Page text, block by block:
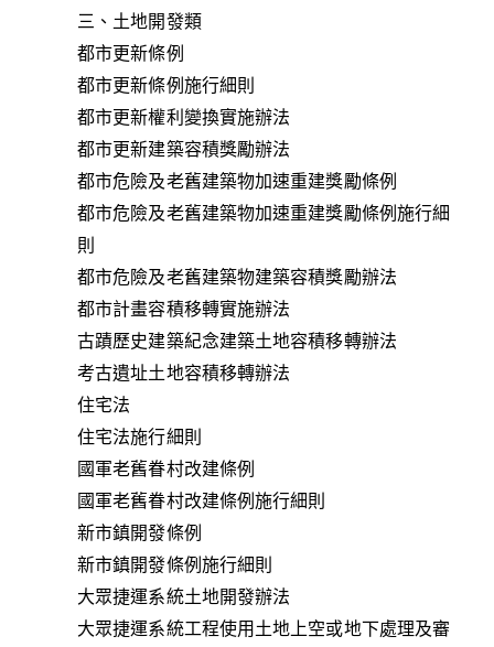
三、土地開發類
都市更新條例
都市更新條例施行細則
都市更新權利變換實施辦法
都市更新建築容積獎勵辦法
都市危險及老舊建築物加速重建獎勵條例
都市危險及老舊建築物加速重建獎勵條例施行細
則
都市危險及老舊建築物建築容積獎勵辦法
都市計畫容積移轉實施辦法
古蹟歷史建築紀念建築土地容積移轉辦法
考古遺址土地容積移轉辦法
住宅法
住宅法施行細則
國軍老舊眷村改建條例
國軍老舊眷村改建條例施行細則
新市鎮開發條例
新市鎮開發條例施行細則
大眾捷運系統土地開發辦法
大眾捷運系統工程使用土地上空或地下處理及審